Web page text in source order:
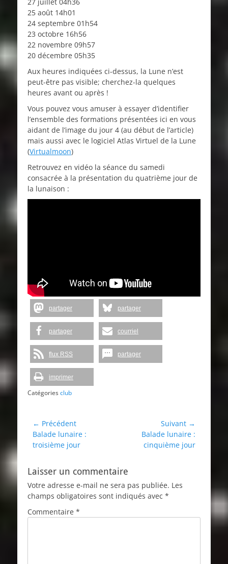
25 août 14h01
24 septembre 01h54
23 octobre 16h56
22 novembre 09h57
20 décembre 05h35
Aux heures indiquées ci-dessus, la Lune n’est
peut-être pas visible; cherchez-la quelques
heures avant ou après !
Vous pouvez vous amuser à essayer d’identifier
l’ensemble des formations présentées ici en vous
aidant de l’image du jour 4 (au début de l’article)
mais aussi avec le logiciel Atlas Virtuel de la Lune
(Virtualmoon)
Retrouvez en vidéo la séance du samedi
consacrée à la présentation du quatrième jour de
la lunaison :
partager partager
partager courriel
flux RSS partager
imprimer
Catégoriesclub
Navigation
de
l’article
← Précédent
Article
précédent :
Balade lunaire :
troisième jour
Suivant →
Balade lunaire :
cinquième jour
Laisser un commentaire
Votre adresse e-mail ne sera pas publiée. Les
champs obligatoires sont indiqués avec *
Commentaire *